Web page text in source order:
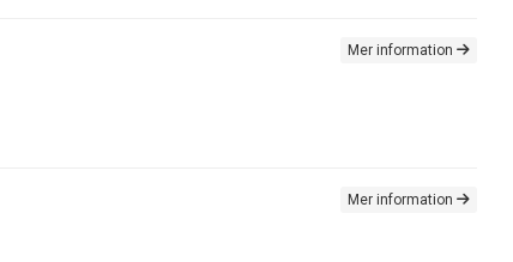
Mer information
Mer information